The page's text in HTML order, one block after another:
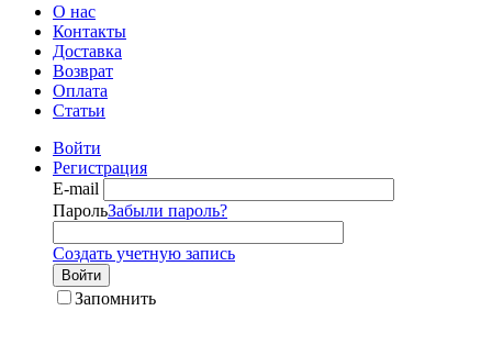
О нас
Контакты
Доставка
Возврат
Оплата
Статьи
Войти
Регистрация
E-mail
ПарольЗабыли пароль?
Создать учетную запись
Войти
Запомнить